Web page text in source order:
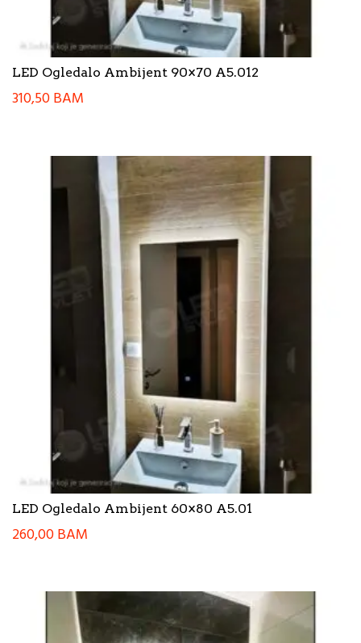
LED Ogledalo Ambijent 90×70 A5.012
310,50BAM
LED Ogledalo Ambijent 60×80 A5.01
260,00BAM